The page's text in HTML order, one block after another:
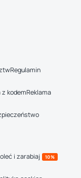
Regulamin
z kodemReklama
i zarabiaj 10%